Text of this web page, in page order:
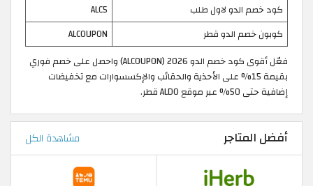
كود خصم الدو لاول طلب
ALC5
كوبون خصم الدو قطر
ALCOUPON
فعّل أقوى كود خصم الدو 2026 (ALCOUPON) واحصل على خصم فوري
بقيمة 15% على الأحذية والحقائب والإكسسوارات مع تخفيضات
إضافية حتى 50% عبر موقع ALDO قطر.
أفضل المتاجر مشاهدة الكل